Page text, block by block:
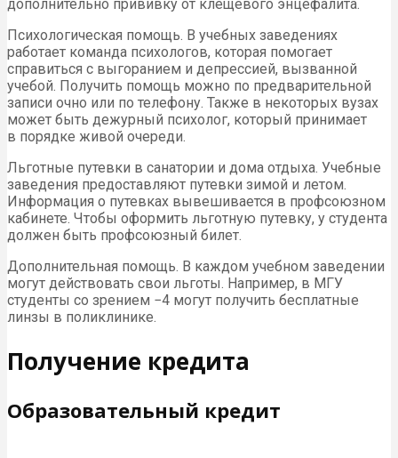
дополнительно прививку от клещевого энцефалита.
Психологическая помощь. В учебных заведениях
работает команда психологов, которая помогает
справиться с выгоранием и депрессией, вызванной
учебой. Получить помощь можно по предварительной
записи очно или по телефону. Также в некоторых вузах
может быть дежурный психолог, который принимает
в порядке живой очереди.
Льготные путевки в санатории и дома отдыха. Учебные
заведения предоставляют путевки зимой и летом.
Информация о путевках вывешивается в профсоюзном
кабинете. Чтобы оформить льготную путевку, у студента
должен быть профсоюзный билет.
Дополнительная помощь. В каждом учебном заведении
могут действовать свои льготы. Например, в МГУ
студенты со зрением −4 могут получить бесплатные
линзы в поликлинике.
Получение кредита
Образовательный кредит